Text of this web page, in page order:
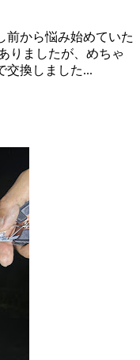
前から悩み始めていた
りましたが、めちゃ
交換しました...